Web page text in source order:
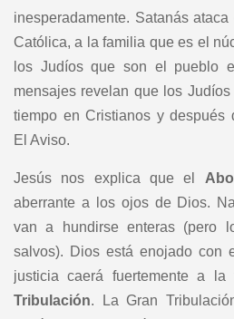
inesperadamente. Satanás
Católica, a la familia que es el
los Judíos que son el pueblo
mensajes revelan que los
tiempo en Cristianos y después
El Aviso.
Jesús nos explica que el
aberrante a los ojos de Dios.
van a hundirse enteras (pero
salvos). Dios está enojado con
justicia caerá fuertemente a
Tribulación. La Gran